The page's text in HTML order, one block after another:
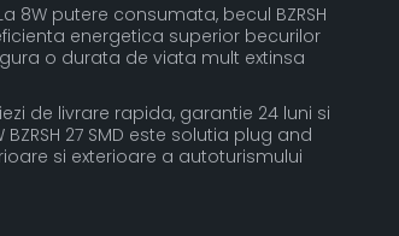
8W putere consumata, becul BZRSH
energetica superior becurilor
o durata de viata mult extinsa
de livrare rapida, garantie 24 luni si
27 SMD este solutia plug and
si exterioare a autoturismului